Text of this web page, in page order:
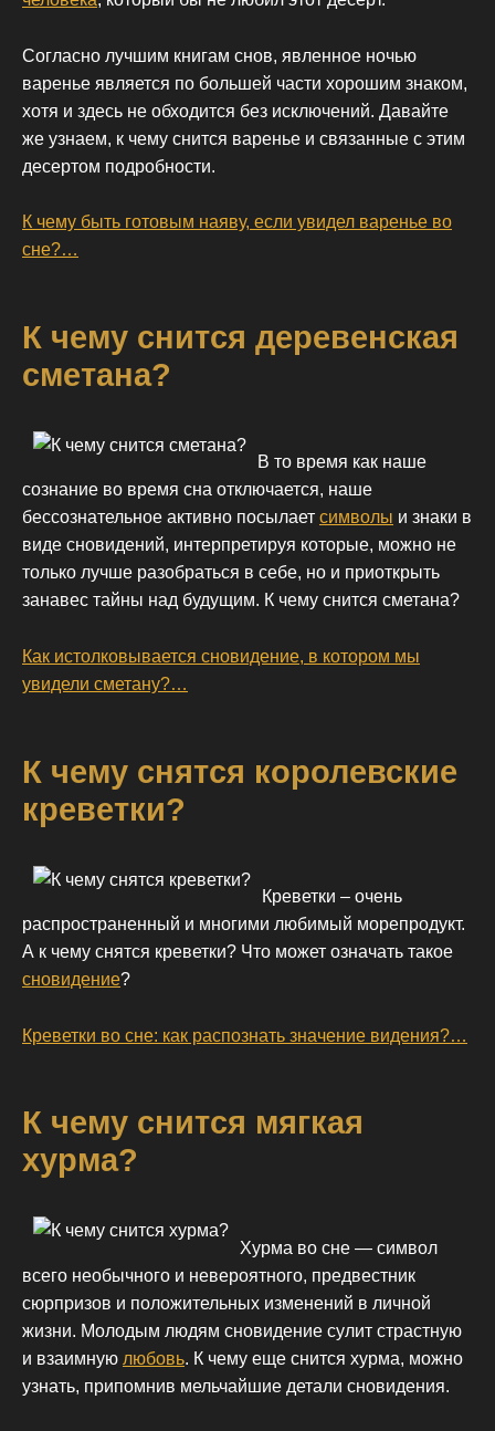
Согласно лучшим книгам снов, явленное ночью
варенье является по большей части хорошим знаком,
хотя и здесь не обходится без исключений. Давайте
же узнаем, к чему снится варенье и связанные с этим
десертом подробности.
К чему быть готовым наяву, если увидел варенье во
сне?…
К чему снится деревенская
сметана?
В то время как наше
сознание во время сна отключается, наше
бессознательное активно посылает символы и знаки в
виде сновидений, интерпретируя которые, можно не
только лучше разобраться в себе, но и приоткрыть
занавес тайны над будущим. К чему снится сметана?
Как истолковывается сновидение, в котором мы
увидели сметану?…
К чему снятся королевские
креветки?
Креветки – очень
распространенный и многими любимый морепродукт.
А к чему снятся креветки? Что может означать такое
сновидение?
Креветки во сне: как распознать значение видения?…
К чему снится мягкая
хурма?
Хурма во сне — символ
всего необычного и невероятного, предвестник
сюрпризов и положительных изменений в личной
жизни. Молодым людям сновидение сулит страстную
и взаимную любовь. К чему еще снится хурма, можно
узнать, припомнив мельчайшие детали сновидения.